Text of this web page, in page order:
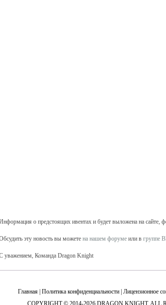
о предстоящих ивентах и будет выложена на сайте,
эту новость вы можете на нашем форуме или в группе
уважением, Команда Dragon Knight
Главная Политика конфиденциальности Лицензионное
COPYRIGHT © 2014-2026 DRAGON KNIGHT. ALL